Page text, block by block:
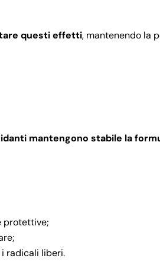
questi effetti, mantenendo la
mantengono stabile la
protettive;
radicali liberi.